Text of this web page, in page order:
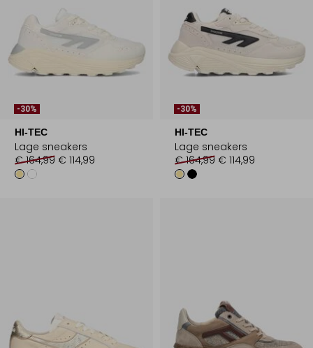
-30%
HI-TEC
Lage sneakers
€ 164,99 € 114,99
-30%
HI-TEC
Lage sneakers
€ 164,99 € 114,99